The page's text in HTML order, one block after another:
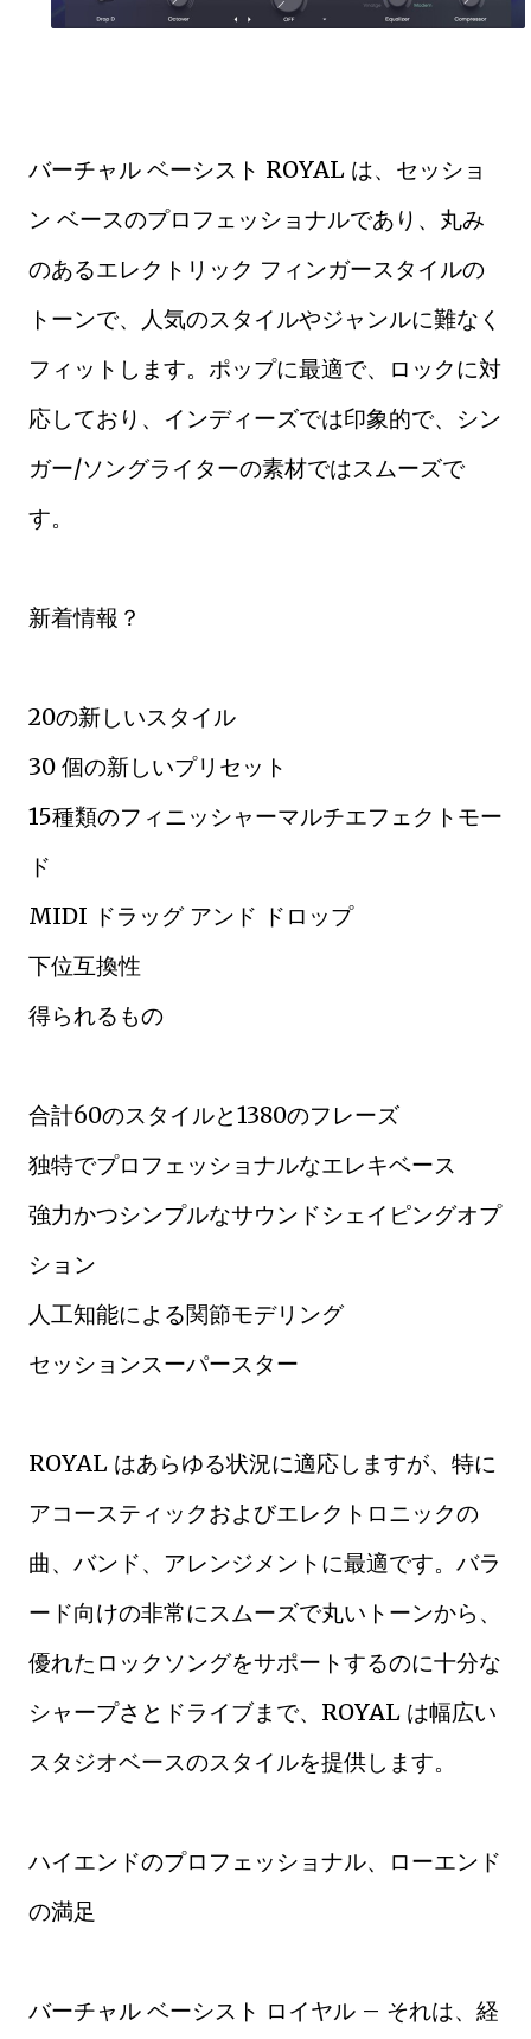
バーチャル ベーシスト ROYAL は、セッショ
ン ベースのプロフェッショナルであり、丸み
のあるエレクトリック フィンガースタイルの
トーンで、人気のスタイルやジャンルに難なく
フィットします。ポップに最適で、ロックに対
応しており、インディーズでは印象的で、シン
ガー/ソングライターの素材ではスムーズで
す。
新着情報？
20の新しいスタイル
30 個の新しいプリセット
15種類のフィニッシャーマルチエフェクトモー
ド
MIDI ドラッグ アンド ドロップ
下位互換性
得られるもの
合計60のスタイルと1380のフレーズ
独特でプロフェッショナルなエレキベース
強力かつシンプルなサウンドシェイピングオプ
ション
人工知能による関節モデリング
セッションスーパースター
ROYAL はあらゆる状況に適応しますが、特に
アコースティックおよびエレクトロニックの
曲、バンド、アレンジメントに最適です。バラ
ード向けの非常にスムーズで丸いトーンから、
優れたロックソングをサポートするのに十分な
シャープさとドライブまで、ROYAL は幅広い
スタジオベースのスタイルを提供します。
ハイエンドのプロフェッショナル、ローエンド
の満足
バーチャル ベーシスト ロイヤル – それは、経